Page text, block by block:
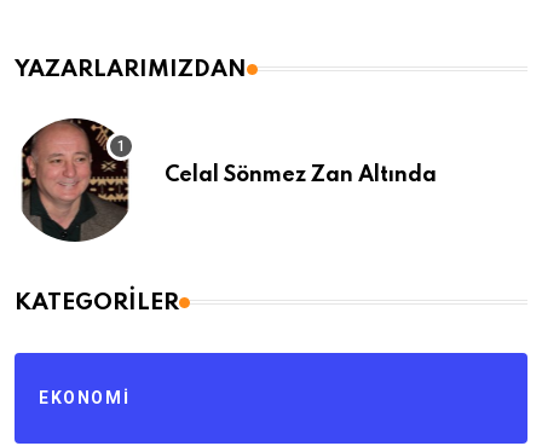
YAZARLARIMIZDAN
Celal Sönmez Zan Altında
KATEGORILER
EKONOMI